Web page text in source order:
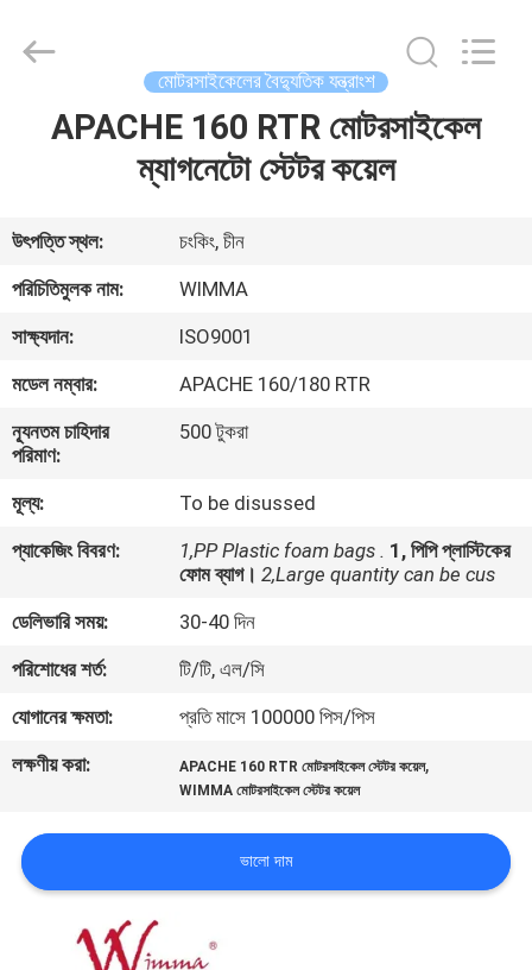
ভিডিও
আমাদের
সম্বন্ধে
পরিদর্শন
নিয়ন্ত্রণ
খবর
উদ্ধৃতি
অনুরোধ
Parts
মোটরসাইকেলের বৈদ্যুতিক যন্ত্রাংশ
APACHE 160 RTR মোটরসাইকেল
ম্যাগনেটো স্টেটর কয়েল
উৎপত্তি স্থল:
চংকিং, চীন
পরিচিতিমুলক নাম:
WIMMA
সাক্ষ্যদান:
ISO9001
মডেল নম্বার:
APACHE 160/180 RTR
ন্যূনতম চাহিদার
পরিমাণ:
500 টুকরা
মূল্য:
To be disussed
প্যাকেজিং বিবরণ:
1,PP Plastic foam bags . 1, পিপি প্লাস্টিকের
ফোম ব্যাগ। 2,Large quantity can be cus
ডেলিভারি সময়:
30-40 দিন
পরিশোধের শর্ত:
টি/টি, এল/সি
যোগানের ক্ষমতা:
প্রতি মাসে 100000 পিস/পিস
লক্ষণীয় করা:
APACHE 160 RTR মোটরসাইকেল স্টেটর কয়েল,
WIMMA মোটরসাইকেল স্টেটর কয়েল
ভালো দাম